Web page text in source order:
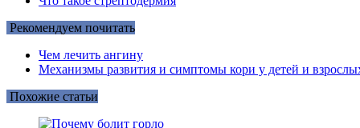
Рекомендуем почитать
Чем лечить ангину
Механизмы развития и симптомы кори у детей и
Похожие статьи